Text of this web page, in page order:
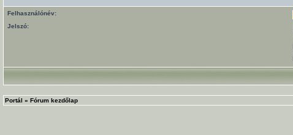
Felhasználónév:
Jelszó:
Portál » Fórum kezdőlap